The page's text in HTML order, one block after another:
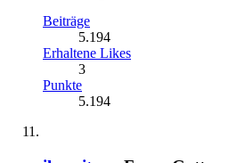
Beiträge
5.194
Erhaltene Likes
3
Punkte
5.194